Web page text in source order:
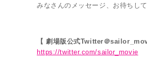
みなさんのメッセージ、お待ちして
【 劇場版公式Twitter＠
https://twitter.com/sailor_movie